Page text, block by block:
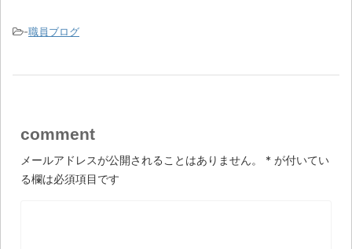
-職員ブログ
comment
メールアドレスが公開されることはありません。 * が付いてい
る欄は必須項目です